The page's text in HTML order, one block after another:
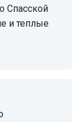
Спасской
и теплые